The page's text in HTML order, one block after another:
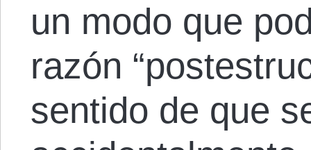
un modo que
razón
sentido de que